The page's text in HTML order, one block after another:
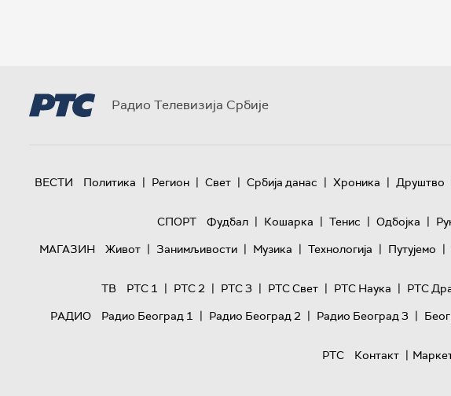
Радио Телевизија Србије
ВЕСТИ Политика | Регион | Свет | Србија данас | Хроника | Друштво
СПОРТ
Фудбал | Кошарка | Тенис | Одбојка |
МАГАЗИН
Живот | Занимљивости | Музика | Технологијa | Путујемо |
ТВ
РТС 1 | РТС 2 | РТС 3 | РТС Свет | РТС Наука | РТС
РАДИО
Радио Београд 1 | Радио Београд 2 | Радио Београд 3 |
РТС
Контакт |